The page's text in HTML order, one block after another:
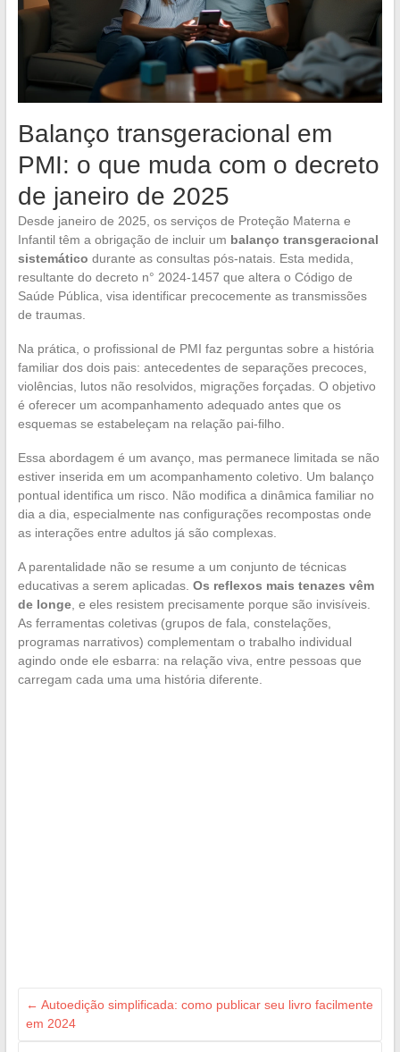
Balanço transgeracional em
PMI: o que muda com o decreto
de janeiro de 2025
Desde janeiro de 2025, os serviços de Proteção Materna e
Infantil têm a obrigação de incluir um balanço transgeracional
sistemático durante as consultas pós-natais. Esta medida,
resultante do decreto n° 2024-1457 que altera o Código de
Saúde Pública, visa identificar precocemente as transmissões
de traumas.
Na prática, o profissional de PMI faz perguntas sobre a história
familiar dos dois pais: antecedentes de separações precoces,
violências, lutos não resolvidos, migrações forçadas. O objetivo
é oferecer um acompanhamento adequado antes que os
esquemas se estabeleçam na relação pai-filho.
Essa abordagem é um avanço, mas permanece limitada se não
estiver inserida em um acompanhamento coletivo. Um balanço
pontual identifica um risco. Não modifica a dinâmica familiar no
dia a dia, especialmente nas configurações recompostas onde
as interações entre adultos já são complexas.
A parentalidade não se resume a um conjunto de técnicas
educativas a serem aplicadas. Os reflexos mais tenazes vêm
de longe, e eles resistem precisamente porque são invisíveis.
As ferramentas coletivas (grupos de fala, constelações,
programas narrativos) complementam o trabalho individual
agindo onde ele esbarra: na relação viva, entre pessoas que
carregam cada uma uma história diferente.
← Autoedição simplificada: como publicar seu livro facilmente
em 2024